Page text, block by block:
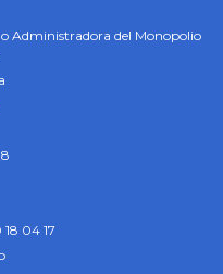
Administradora del Monopolio
04 17